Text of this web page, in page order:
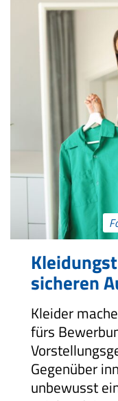
sicheren
Kleider
fürs
Gegenüber
unbewusst